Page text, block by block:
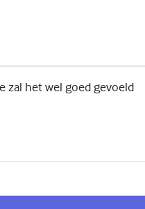
zal het wel goed gevoeld